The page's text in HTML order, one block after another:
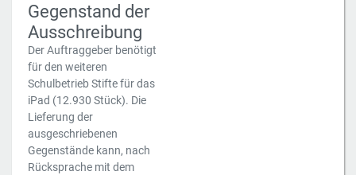
Gegenstand der
Ausschreibung
Der Auftraggeber benötigt
für den weiteren
Schulbetrieb Stifte für das
iPad (12.930 Stück). Die
Lieferung der
ausgeschriebenen
Gegenstände kann, nach
Rücksprache mit dem